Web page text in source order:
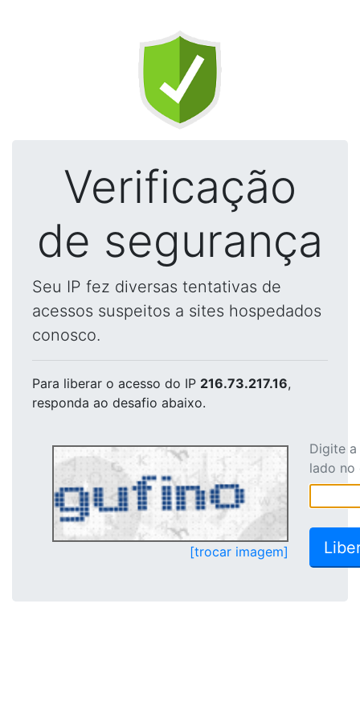
Verificação
de segurança
Seu IP fez diversas tentativas de
acessos suspeitos a sites hospedados
conosco.
Para liberar o acesso do IP 216.73.217.16,
responda ao desafio abaixo.
[trocar imagem]
Digite
lado no